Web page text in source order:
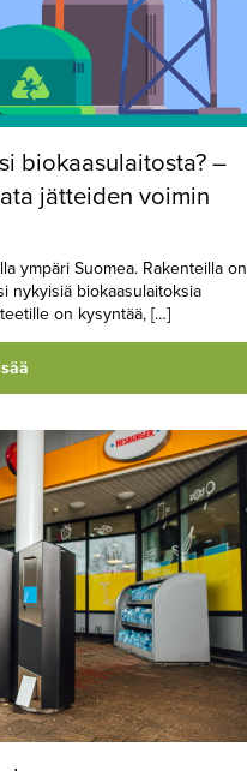
biokaasulaitosta? –
jätteiden voimin
ympäri Suomea. Rakenteilla on
nykyisiä biokaasulaitoksia
on kysyntää, […]